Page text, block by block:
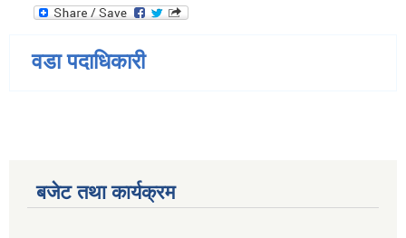
वडा पदाधिकारी
बजेट तथा कार्यक्रम